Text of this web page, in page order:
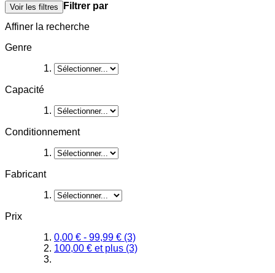
Voir les filtres
Filtrer par
Affiner la recherche
Genre
Capacité
Conditionnement
Fabricant
Prix
0,00 € - 99,99 € (3)
100,00 € et plus (3)